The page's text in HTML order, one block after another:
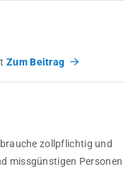
Zum Beitrag
zollpflichtig und
missgünstigen Personen